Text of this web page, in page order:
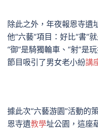
除此之外，年夜報恩寺遺
他“六藝”項目：好比“書”
“御”是騎獨輪車、“射”是
節目吸引了男女老小紛講
據此次“六藝游園”活動的
恩寺遺教學址公園，這座